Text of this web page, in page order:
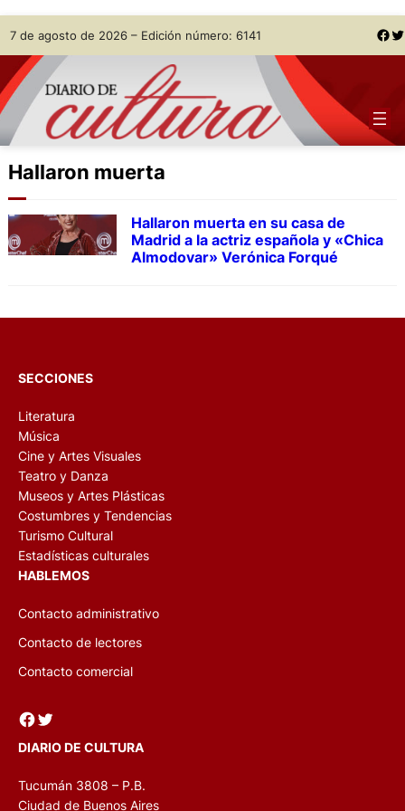
Skip
to
content
7 de agosto de 2026 – Edición número: 6141 Facebook Twitter
Hallaron muerta
Hallaron muerta en su casa de
Madrid a la actriz española y «Chica
Almodovar» Verónica Forqué
SECCIONES
Literatura
Música
Cine y Artes Visuales
Teatro y Danza
Museos y Artes Plásticas
Costumbres y Tendencias
Turismo Cultural
Estadísticas culturales
HABLEMOS
Contacto administrativo
Contacto de lectores
Contacto comercial
Facebook Twitter
DIARIO DE CULTURA
Tucumán 3808 – P.B.
Ciudad de Buenos Aires